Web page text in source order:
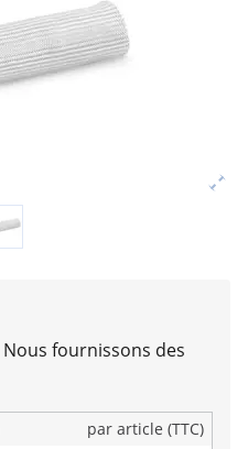
Nous fournissons des
par article (TTC)